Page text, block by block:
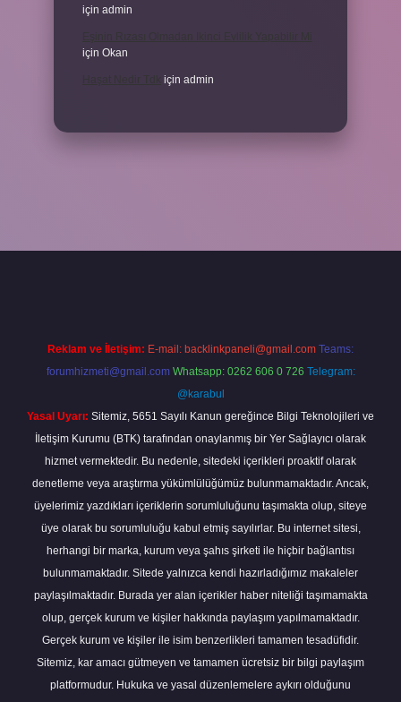
için admin
için Okan
için admin
Reklam ve İletişim: E-mail: backlinkpaneli@gmail.com Teams:
forumhizmeti@gmail.com Whatsapp: 0262 606 0 726 Telegram:
@karabul
Yasal Uyarı: Sitemiz, 5651 Sayılı Kanun gereğince Bilgi Teknolojileri ve
İletişim Kurumu (BTK) tarafından onaylanmış bir Yer Sağlayıcı olarak
hizmet vermektedir. Bu nedenle, sitedeki içerikleri proaktif olarak
denetleme veya araştırma yükümlülüğümüz bulunmamaktadır. Ancak,
üyelerimiz yazdıkları içeriklerin sorumluluğunu taşımakta olup, siteye
üye olarak bu sorumluluğu kabul etmiş sayılırlar. Bu internet sitesi,
herhangi bir marka, kurum veya şahıs şirketi ile hiçbir bağlantısı
bulunmamaktadır. Sitede yalnızca kendi hazırladığımız makaleler
paylaşılmaktadır. Burada yer alan içerikler haber niteliği taşımamakta
olup, gerçek kurum ve kişiler hakkında paylaşım yapılmamaktadır.
Gerçek kurum ve kişiler ile isim benzerlikleri tamamen tesadüfidir.
Sitemiz, kar amacı gütmeyen ve tamamen ücretsiz bir bilgi paylaşım
platformudur. Hukuka ve yasal düzenlemelere aykırı olduğunu